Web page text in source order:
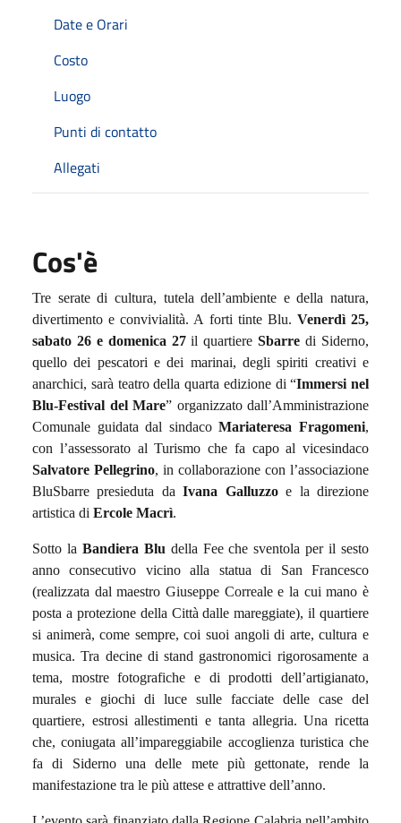
Date e Orari
Costo
Luogo
Punti di contatto
Allegati
Cos'è
Tre serate di cultura, tutela dell’ambiente e della natura,
divertimento e convivialità. A forti tinte Blu. Venerdì 25,
sabato 26 e domenica 27il quartiereSbarre di Siderno,
quello dei pescatori e dei marinai, degli spiriti creativi e
anarchici, sarà teatro della quarta edizione di “Immersi nel
Blu-Festival del Mare” organizzato dall’Amministrazione
Comunale guidata dal sindacoMariateresa Fragomeni,
con l’assessorato al Turismo che fa capo al vicesindaco
Salvatore Pellegrino, in collaborazione con l’associazione
BluSbarre presieduta daIvana Galluzzoe la direzione
artistica di Ercole Macrì.
Sotto la Bandiera Blu della Fee che sventola per il sesto
anno consecutivo vicino alla statua di San Francesco
(realizzata dal maestro Giuseppe Correale e la cui mano è
posta a protezione della Città dalle mareggiate), il quartiere
si animerà, come sempre, coi suoi angoli di arte, cultura e
musica. Tra decine di stand gastronomici rigorosamente a
tema, mostre fotografiche e di prodotti dell’artigianato,
murales e giochi di luce sulle facciate delle case del
quartiere, estrosi allestimenti e tanta allegria. Una ricetta
che, coniugata all’impareggiabile accoglienza turistica che
fa di Siderno una delle mete più gettonate, rende la
manifestazione tra le più attese e attrattive dell’anno.